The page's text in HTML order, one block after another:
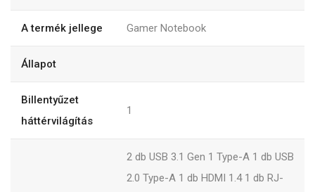
A termék jellege Gamer Notebook
Állapot
Billentyűzet
háttérvilágítás
1
2 db USB 3.1 Gen 1 Type-A 1 db USB
2.0 Type-A 1 db HDMI 1.4 1 db RJ-